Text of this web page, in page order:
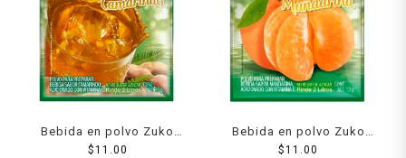
Bebida en polvo Zuko
sabor tamarindo 13 g
$11.00
Bebida en polvo Zuko
sabor mandarina 13 g
$11.00